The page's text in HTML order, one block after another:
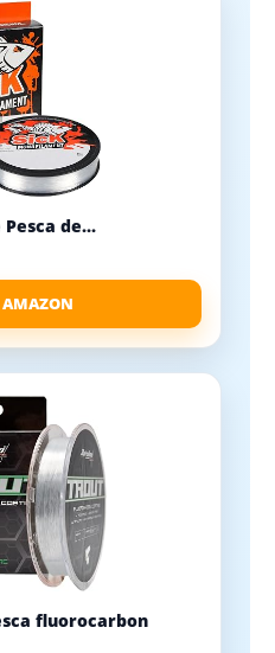
de...
AMAZON
fluorocarbon